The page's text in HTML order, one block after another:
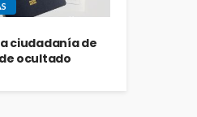
ciudadanía de
ocultado